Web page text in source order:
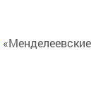
«Менделеевские